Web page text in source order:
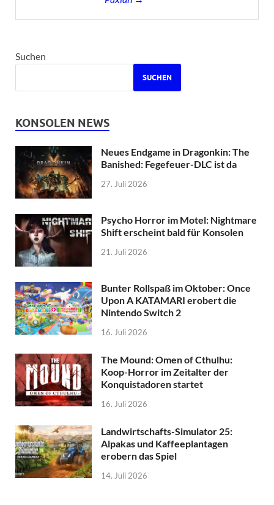
Suchen
SUCHEN
KONSOLEN NEWS
Neues Endgame in Dragonkin: The
Banished: Fegefeuer-DLC ist da
27. Juli 2026
Psycho Horror im Motel: Nightmare
Shift erscheint bald für Konsolen
21. Juli 2026
Bunter Rollspaß im Oktober: Once
Upon A KATAMARI erobert die
Nintendo Switch 2
16. Juli 2026
The Mound: Omen of Cthulhu:
Koop-Horror im Zeitalter der
Konquistadoren startet
16. Juli 2026
Landwirtschafts-Simulator 25:
Alpakas und Kaffeeplantagen
erobern das Spiel
14. Juli 2026